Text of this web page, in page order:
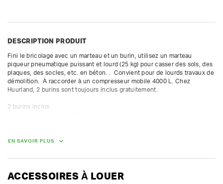
DESCRIPTION PRODUIT
Fini le bricolage avec un marteau et un burin, utilisez un marteau
piqueur pneumatique puissant et lourd (25 kg) pour casser des sols, des
plaques, des socles, etc. en béton. .  Convient pour de lourds travaux de
démolition.  À raccorder à un compresseur mobile 4000 L. Chez
Huurland, 2 burins sont toujours inclus gratuitement.
2 burins inclus
EN SAVOIR PLUS
ACCESSOIRES À LOUER